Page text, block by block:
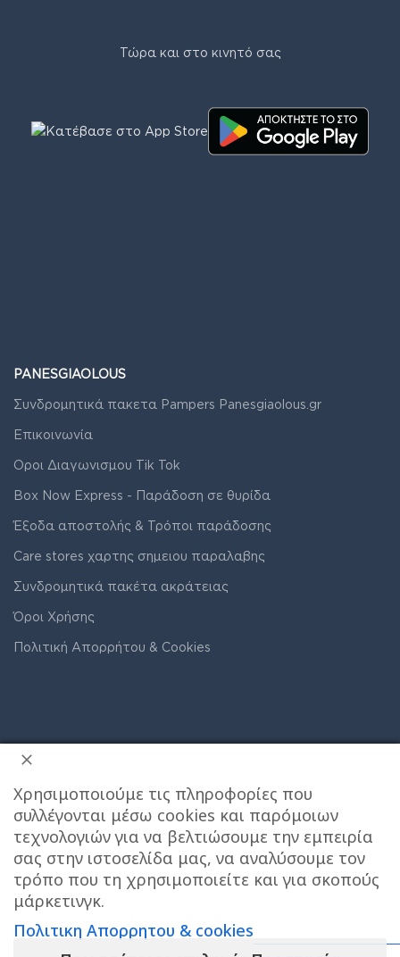
Τώρα και στο κινητό σας
PANESGIAOLOUS
Συνδρομητικά πακετα Pampers Panesgiaolous.gr
Επικοινωνία
Οροι Διαγωνισμου Tik Tok
Box Now Express - Παράδοση σε θυρίδα
Έξοδα αποστολής & Τρόποι παράδοσης
Care stores χαρτης σημειου παραλαβης
Συνδρομητικά πακέτα ακράτειας
Όροι Χρήσης
Πολιτική Απορρήτου & Cookies
ΔΙΕΥΘΥΝΣΗ ΚΑΤΑΣΤΗΜΑΤΟΣ
Care stores Χολαργού: 17ης Νοεμβρίου 20, Χολαργός ,
Χρησιμοποιούμε τις πληροφορίες που
συλλέγονται μέσω cookies και παρόμοιων
τεχνολογιών για να βελτιώσουμε την εμπειρία
σας στην ιστοσελίδα μας, να αναλύσουμε τον
τρόπο που τη χρησιμοποιείτε και για σκοπούς
μάρκετινγκ.
Πολιτικη Απορρητου & cookies